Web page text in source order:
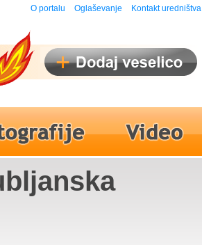
O portalu Oglaševanje Kontakt uredništva